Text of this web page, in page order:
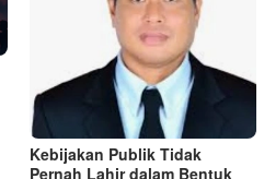
Kebijakan Publik Tidak
Pernah Lahir dalam Bentuk